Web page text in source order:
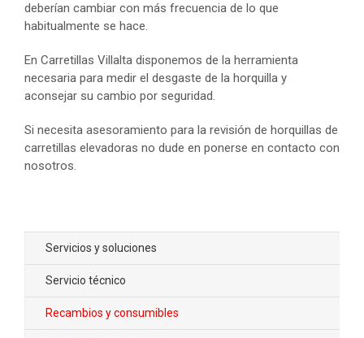
deberían cambiar con más frecuencia de lo que
habitualmente se hace.
En Carretillas Villalta disponemos de la herramienta
necesaria para medir el desgaste de la horquilla y
aconsejar su cambio por seguridad.
Si necesita asesoramiento para la revisión de horquillas de
carretillas elevadoras no dude en ponerse en contacto con
nosotros.
Servicios y soluciones
Servicio técnico
Recambios y consumibles